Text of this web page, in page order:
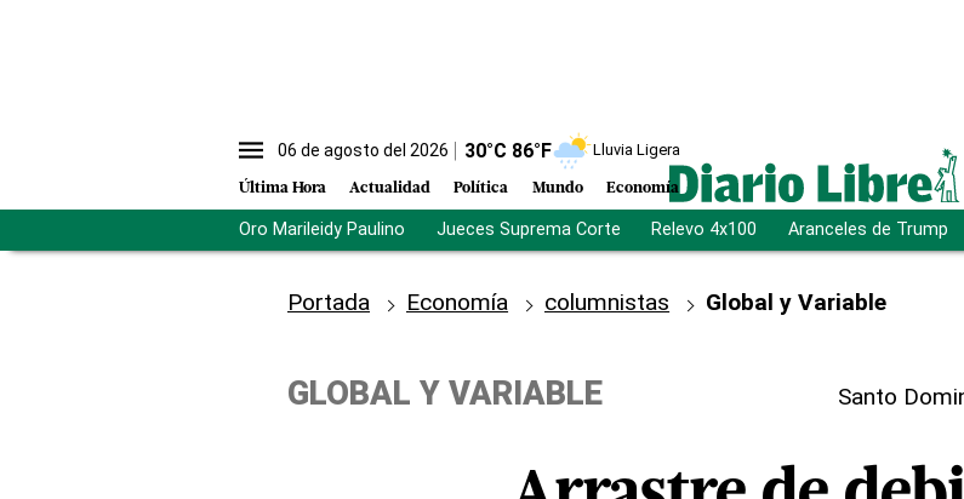
06 de agosto del 2026 30°C 86°F Lluvia Ligera
Última Hora Actualidad Política Mundo Economía
Oro Marileidy Paulino Jueces Suprema Corte Relevo 4x100 Aranceles de Trump
Portada Economía columnistas Global y Variable
GLOBAL Y VARIABLE
Santo